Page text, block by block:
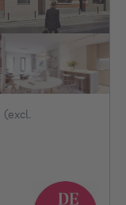
Van 1200000€
(excl.